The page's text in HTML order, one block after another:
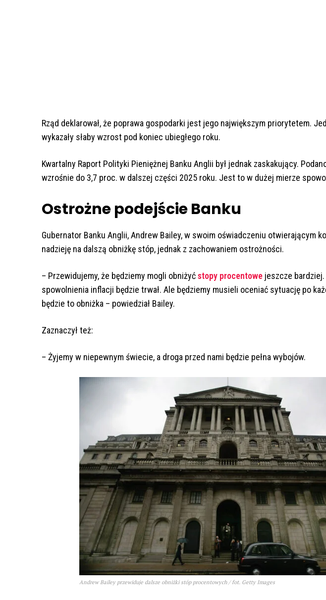
Rząd deklarował, że poprawa gospodarki jest jego największym priorytetem.
wykazały słaby wzrost pod koniec ubiegłego roku.
Kwartalny Raport Polityki Pieniężnej Banku Anglii był jednak zaskakujący.
wzrośnie do 3,7 proc. w dalszej części 2025 roku. Jest to w dużej mierze
Ostrożne podejście Banku
Gubernator Banku Anglii, Andrew Bailey, w swoim oświadczeniu otwierającym
nadzieję na dalszą obniżkę stóp, jednak z zachowaniem ostrożności.
– Przewidujemy, że będziemy mogli obniżyćstopy procentowe jeszcze
spowolnienia inflacji będzie trwał. Ale będziemy musieli oceniać sytuację po
będzie to obniżka – powiedział Bailey.
Zaznaczył też:
– Żyjemy w niepewnym świecie, a droga przed nami będzie pełna wybojów.
Andrew Bailey przewiduje dalsze obniżki stóp procentowych / fot. Getty Images